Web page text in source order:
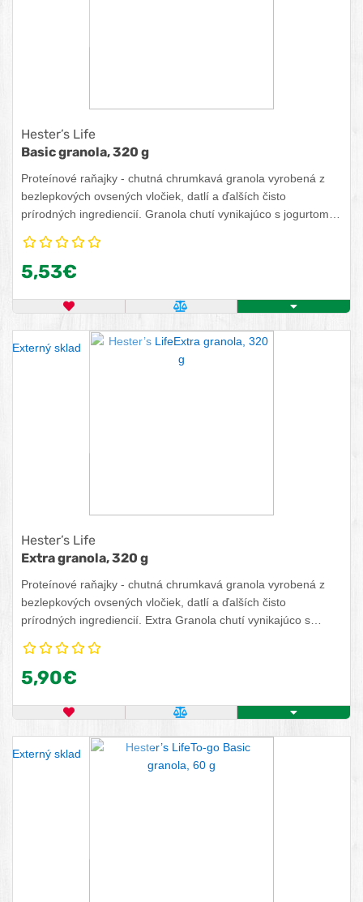
Hester’s Life
Basic granola, 320 g
Proteínové raňajky - chutná chrumkavá granola vyrobená z
bezlepkových ovsených vločiek, datlí a ďalších čisto
prírodných ingrediencií. Granola chutí vynikajúco s jogurtom,
vychutnáte samotnú ako chrumkavú zdravú desiatu
kedykoľvek počas dňa na doplnenie energie. Vyber si granolu
bezlepková, neobsahuje sóju, farbivá, mlieko ani pridaný
5,53€
OBĽÚBENÝ PRODUKTPOROVNAŤ PRODUKT
KÚPIŤ
Externý sklad
Hester’s Life
Extra granola, 320 g
Proteínové raňajky - chutná chrumkavá granola vyrobená z
bezlepkových ovsených vločiek, datlí a ďalších čisto
prírodných ingrediencií. Extra Granola chutí vynikajúco s
si ju vychutnáte samotnú ako chrumkavú zdravú desiatu
kedykoľvek počas dňa na doplnenie energie. Vyber si granolu
5,90€
OBĽÚBENÝ PRODUKTPOROVNAŤ PRODUKT
KÚPIŤ
Externý sklad